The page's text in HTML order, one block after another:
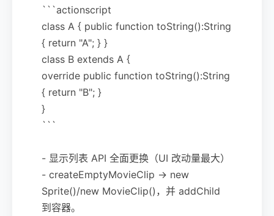
```actionscript
class A { public function toString():String
{ return "A"; } }
class B extends A {
override public function toString():String
{ return "B"; }
}
```
- 显示列表 API 全面更换（UI 改动量最大）
- createEmptyMovieClip -> new
Sprite()/new MovieClip()，并 addChild
到容器。